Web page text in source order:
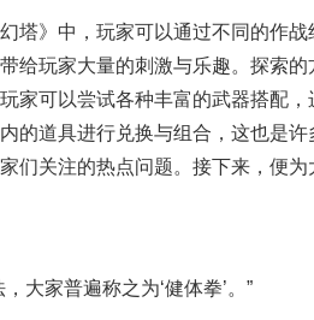
塔》中，玩家可以通过不同的作战
给玩家大量的刺激与乐趣。探索
家可以尝试各种丰富的武器搭配，
的道具进行兑换与组合，这也是许
们关注的热点问题。接下来，便为
家普遍称之为‘健体拳’。”